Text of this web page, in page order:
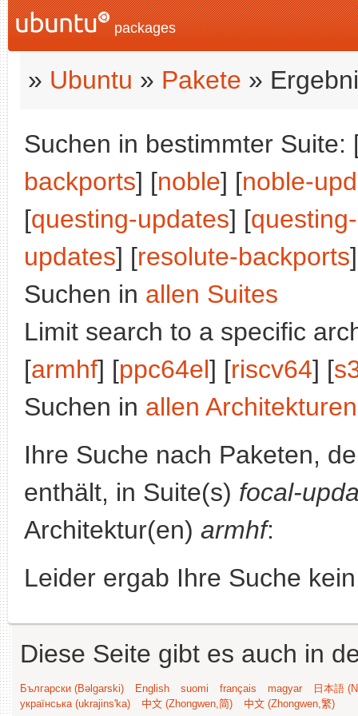
packages
» Ubuntu » Pakete »
Suchen in bestimmter Suite:
backports] [noble] [noble-
[questing-updates] [
updates] [resolute-backports
Suchen in allen Suites
Limit search to a specific
[armhf] [ppc64el] [riscv64] [
Suchen in allen Architekturen
Ihre Suche nach Paketen,
enthält, in Suite(s) focal-
Architektur(en) armhf:
Leider ergab Ihre Suche
Diese Seite gibt es auch in
Български (Bəlgarski) English suomi français magyar
日本語
українська (ukrajins'ka)
中文 (Zhongwen,简) 中文 (Zhongwen,繁)